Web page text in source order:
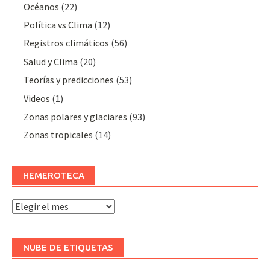
Océanos (22)
Polí­tica vs Clima (12)
Registros climáticos (56)
Salud y Clima (20)
Teorías y predicciones (53)
Videos (1)
Zonas polares y glaciares (93)
Zonas tropicales (14)
HEMEROTECA
Hemeroteca
NUBE DE ETIQUETAS